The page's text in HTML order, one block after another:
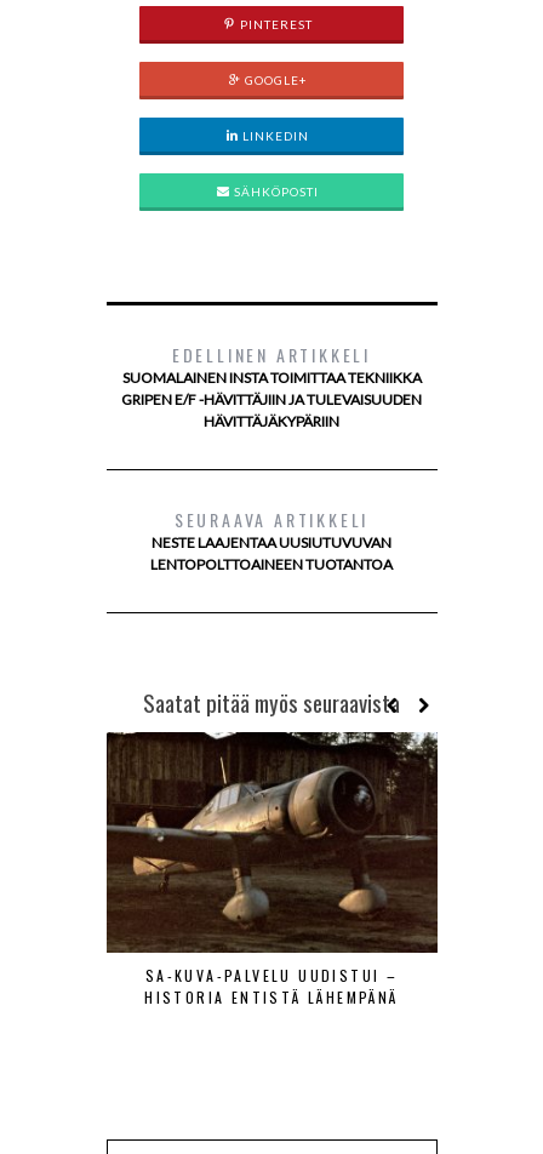
PINTEREST
GOOGLE+
LINKEDIN
SÄHKÖPOSTI
EDELLINEN ARTIKKELI
SUOMALAINEN INSTA TOIMITTAA TEKNIIKKA
GRIPEN E/F -HÄVITTÄJIIN JA TULEVAISUUDEN
HÄVITTÄJÄKYPÄRIIN
SEURAAVA ARTIKKELI
NESTE LAAJENTAA UUSIUTUVUVAN
LENTOPOLTTOAINEEN TUOTANTOA
Saatat pitää myös seuraavista
SA-KUVA-PALVELU UUDISTUI –
HISTORIA ENTISTÄ LÄHEMPÄNÄ